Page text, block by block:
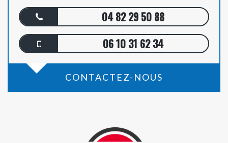
04 82 29 50 88
06 10 31 62 34
CONTACTEZ-NOUS